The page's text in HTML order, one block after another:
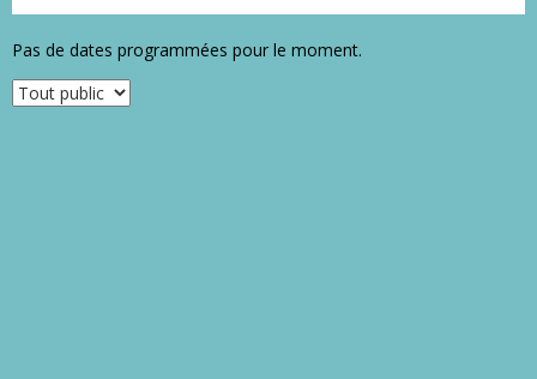
Pas de dates programmées pour le moment.